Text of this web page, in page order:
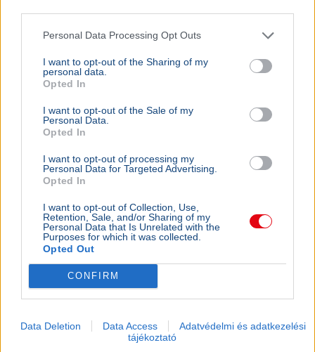
Personal Data Processing Opt Outs
I want to opt-out of the Sharing of my
personal data.
Opted In
I want to opt-out of the Sale of my
Personal Data.
Opted In
I want to opt-out of processing my
Personal Data for Targeted Advertising.
Opted In
I want to opt-out of Collection, Use,
Retention, Sale, and/or Sharing of my
Personal Data that Is Unrelated with the
Purposes for which it was collected.
Opted Out
CONFIRM
Data Deletion Data Access
Adatvédelmi és adatkezelési
tájékoztató